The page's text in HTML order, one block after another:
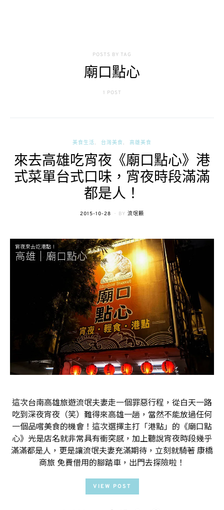
POSTS BY TAG
廟口點心
1 POST
美食生活 台灣美食 高雄美食
來去高雄吃宵夜《廟口點心》港
式菜單台式口味，宵夜時段滿滿
都是人！
POSTED
2015-10-28 BY 流氓顆
這次台南高雄旅遊流氓夫妻走一個罪惡行程，從白天一路
吃到深夜宵夜（笑）難得來高雄一趟，當然不能放過任何
一個品嚐美食的機會！這次選擇主打「港點」的《廟口點
心》光是店名就非常具有衝突感，加上聽說宵夜時段幾乎
滿滿都是人，更是讓流氓夫妻充滿期待，立刻就騎著 康橋
商旅 免費借用的腳踏車，出門去探險啦！
VIEW POST